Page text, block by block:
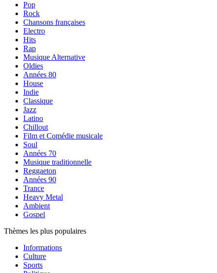
Pop
Rock
Chansons françaises
Electro
Hits
Rap
Musique Alternative
Oldies
Années 80
House
Indie
Classique
Jazz
Latino
Chillout
Film et Comédie musicale
Soul
Années 70
Musique traditionnelle
Reggaeton
Années 90
Trance
Heavy Metal
Ambient
Gospel
Thèmes les plus populaires
Informations
Culture
Sports